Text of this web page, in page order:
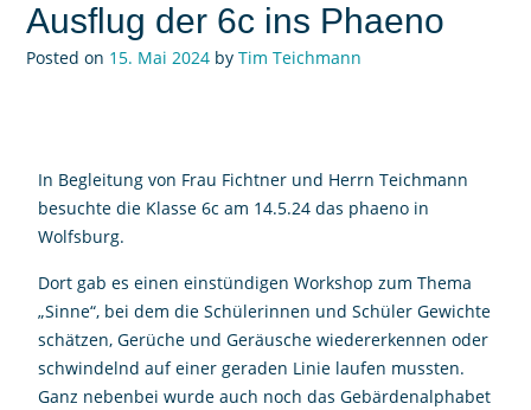
Ausflug der 6c ins Phaeno
Posted on 15. Mai 2024 by Tim Teichmann
In Begleitung von Frau Fichtner und Herrn Teichmann
besuchte die Klasse 6c am 14.5.24 das phaeno in
Wolfsburg.
Dort gab es einen einstündigen Workshop zum Thema
„Sinne“, bei dem die Schülerinnen und Schüler Gewichte
schätzen, Gerüche und Geräusche wiedererkennen oder
schwindelnd auf einer geraden Linie laufen mussten.
Ganz nebenbei wurde auch noch das Gebärdenalphabet